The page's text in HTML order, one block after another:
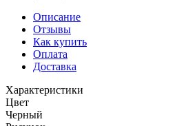
Описание
Отзывы
Как купить
Оплата
Доставка
Характеристики
Цвет
Черный